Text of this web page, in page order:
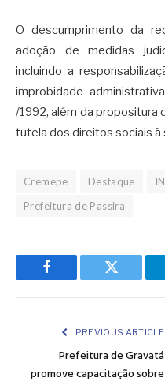
O descumprimento da
adoção de medidas
incluindo a
improbidade
/1992, além da propositura
tutela dos direitos sociais à
Cremepe Destaque
Prefeitura de Passira
Facebook Twitter
PREVIOUS ARTICLE
Prefeitura de Gravatá
promove capacitação sobre